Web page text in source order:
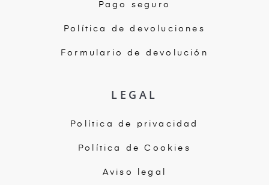
Pago seguro
Política de devoluciones
Formulario de devolución
LEGAL
Política de privacidad
Política de Cookies
Aviso legal